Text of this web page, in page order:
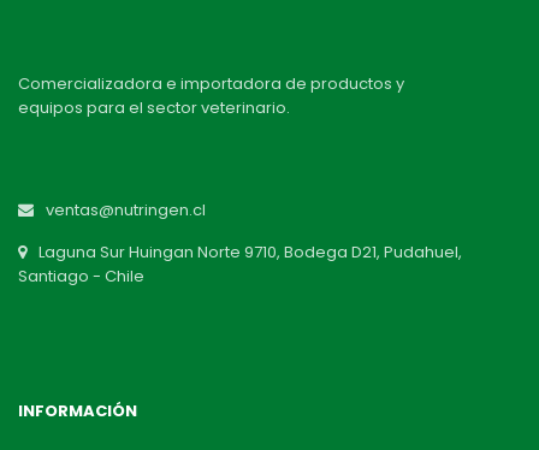
Comercializadora e importadora de productos y
equipos para el sector veterinario.
ventas@nutringen.cl
Laguna Sur Huingan Norte 9710, Bodega D21, Pudahuel,
Santiago - Chile
INFORMACIÓN